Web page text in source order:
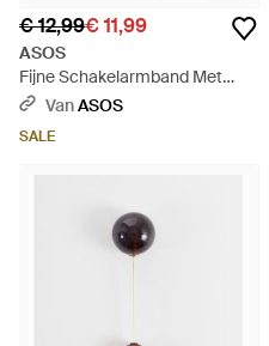
€ 12,99€ 11,99
ASOS
Fijne Schakelarmband Met
Veelkleurige Halfedelstenen
VanASOS
SALE